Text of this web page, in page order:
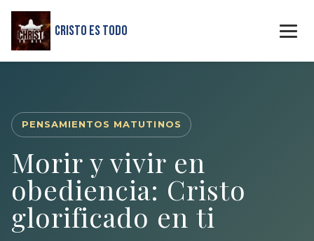
Cristo Es Todo
PENSAMIENTOS MATUTINOS
Morir y vivir en
obediencia: Cristo
glorificado en ti